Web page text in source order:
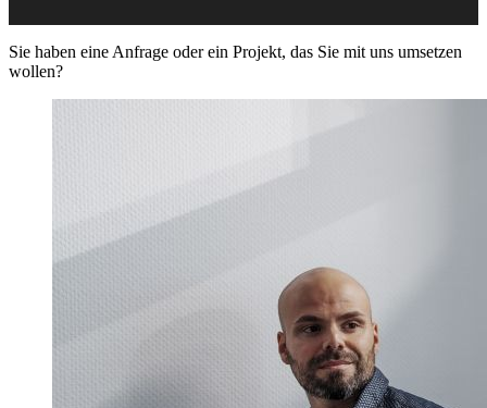
Sie haben eine Anfrage oder ein Projekt, das Sie mit uns umsetzen
wollen?